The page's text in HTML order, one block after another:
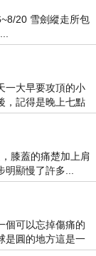
20 雪劍縱走所包
一大早要攻頂的小
，記得是晚上七點
膝蓋的痛楚加上肩
顯慢了許多...
個可以忘掉傷痛的
是圓的地方這是一